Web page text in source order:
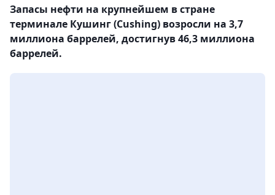
Запасы нефти на крупнейшем в стране
терминале Кушинг (Cushing) возросли на 3,7
миллиона баррелей, достигнув 46,3 миллиона
баррелей.